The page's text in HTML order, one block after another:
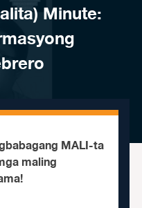
Minute:
MALI-ta
maling